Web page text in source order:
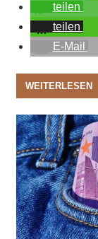
teilen
teilen
E-Mail
WEITERLESEN